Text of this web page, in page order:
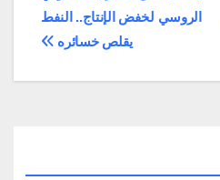
الروسي لخفض الإنتاج.. النفط
يقلص خسائره